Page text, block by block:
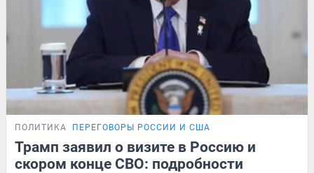
ПОЛИТИКА ПЕРЕГОВОРЫ РОССИИ И США
Трамп заявил о визите в Россию и
скором конце СВО: подробности